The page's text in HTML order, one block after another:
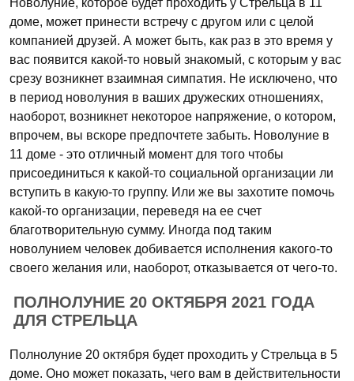
Новолуние, которое будет проходить у Стрельца в 11
доме, может принести встречу с другом или с целой
компанией друзей. А может быть, как раз в это время у
вас появится какой-то новый знакомый, с которым у вас
срезу возникнет взаимная симпатия. Не исключено, что
в период новолуния в ваших дружеских отношениях,
наоборот, возникнет некоторое напряжение, о котором,
впрочем, вы вскоре предпочтете забыть. Новолуние в
11 доме - это отличный момент для того чтобы
присоединиться к какой-то социальной организации ли
вступить в какую-то группу. Или же вы захотите помочь
какой-то организации, переведя на ее счет
благотворительную сумму. Иногда под таким
новолунием человек добивается исполнения какого-то
своего желания или, наоборот, отказывается от чего-то.
ПОЛНОЛУНИЕ 20 ОКТЯБРЯ 2021 ГОДА
ДЛЯ СТРЕЛЬЦА
Полнолуние 20 октября будет проходить у Стрельца в 5
доме. Оно может показать, чего вам в действительности